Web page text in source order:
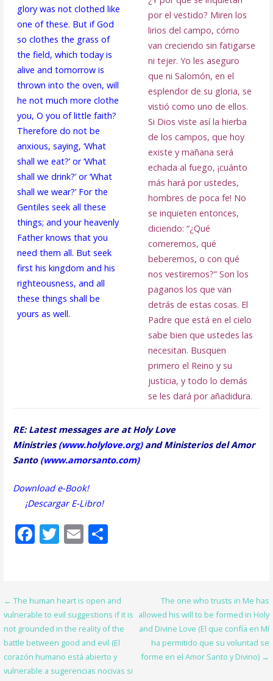
glory was not clothed like
one of these. But if God
so clothes the grass of
the field, which today is
alive and tomorrow is
thrown into the oven, will
he not much more clothe
you, O you of little faith?
Therefore do not be
anxious, saying, ‘What
shall we eat?’ or ‘What
shall we drink?’ or ‘What
shall we wear?’ For the
Gentiles seek all these
things; and your heavenly
Father knows that you
need them all. But seek
first his kingdom and his
righteousness, and all
these things shall be
yours as well.
por el vestido? Miren los
lirios del campo, cómo
van creciendo sin fatigarse
ni tejer. Yo les aseguro
que ni Salomón, en el
esplendor de su gloria, se
vistió como uno de ellos.
Si Dios viste así la hierba
de los campos, que hoy
existe y mañana será
echada al fuego, ¡cuánto
más hará por ustedes,
hombres de poca fe! No
se inquieten entonces,
diciendo: “¿Qué
comeremos, qué
beberemos, o con qué
nos vestiremos?” Son los
paganos los que van
detrás de estas cosas. El
Padre que está en el cielo
sabe bien que ustedes las
necesitan. Busquen
primero el Reino y su
justicia, y todo lo demás
se les dará por añadidura.
RE: Latest messages are at Holy Love
Ministries(www.holylove.org)and Ministerios del Amor
Santo (www.amorsanto.com)
Download e-Book!
¡Descargar E-Libro!
F
b
o
o
k
T
er
E
l
S
e
Post
navigation
← The human heart is open and
vulnerable to evil suggestions if it is
not grounded in the reality of the
battle between good and evil (El
corazón humano está abierto y
vulnerable a sugerencias nocivas si
The one who trusts in Me has
allowed his will to be formed in Holy
and Divine Love (El que confía en Mí
ha permitido que su voluntad se
forme en el Amor Santo y Divino) →